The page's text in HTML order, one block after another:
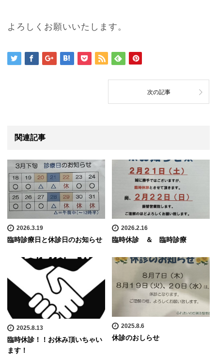
よろしくお願いいたします。
次の記事
関連記事
2026.3.19
臨時診療日と休診日のお知らせ
2026.2.16
臨時休診 ＆ 臨時診療
2025.8.13
臨時休診！！お休み頂いちゃい
ます！
2025.8.6
休診のおしらせ